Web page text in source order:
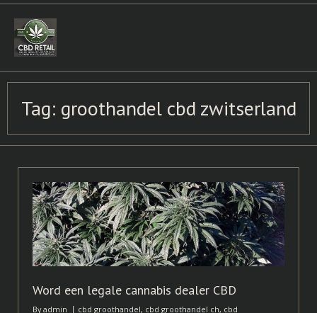
Skip
content
Tag: groothandel cbd zwitserland
Word een legale cannabis dealer CBD
Byadmin cbd groothandel, cbd groothandel ch, cbd